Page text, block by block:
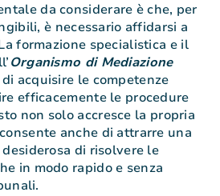
da considerare è che, per
è necessario affidarsi a
formazione specialistica e il
Organismo di Mediazione
acquisire le competenze
efficacemente le procedure
non solo accresce la propria
anche di attrarre una
di risolvere le
in modo rapido e senza